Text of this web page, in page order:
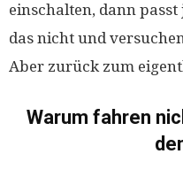
einschalten, dann
das nicht und
Aber zurück zum
Warum fahren